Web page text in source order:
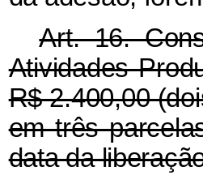
Art. 16.
Atividades
R$ 2.400,00
em três
data da